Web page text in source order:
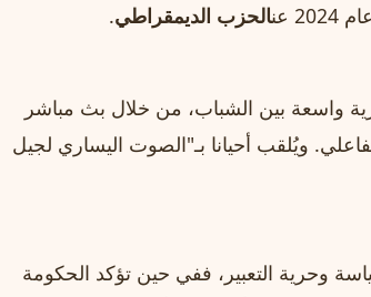
عن
الحزب الديمقراطي.
واسعة بين الشباب، من خلال بث مباشر
ويُلقب أحيانا بـ"الصوت اليساري لجيل
وحرية التعبير، ففي حين تؤكد الحكومة